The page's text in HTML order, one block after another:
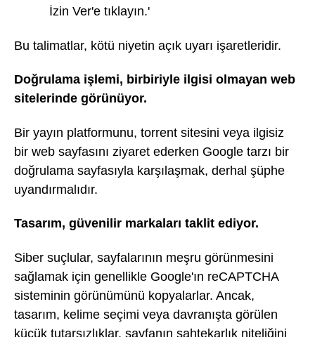
İzin Ver'e tıklayın.'
Bu talimatlar, kötü niyetin açık uyarı işaretleridir.
Doğrulama işlemi, birbiriyle ilgisi olmayan web
sitelerinde görünüyor.
Bir yayın platformunu, torrent sitesini veya ilgisiz
bir web sayfasını ziyaret ederken Google tarzı bir
doğrulama sayfasıyla karşılaşmak, derhal şüphe
uyandırmalıdır.
Tasarım, güvenilir markaları taklit ediyor.
Siber suçlular, sayfalarının meşru görünmesini
sağlamak için genellikle Google'ın reCAPTCHA
sisteminin görünümünü kopyalarlar. Ancak,
tasarım, kelime seçimi veya davranışta görülen
küçük tutarsızlıklar, sayfanın sahtekarlık niteliğini